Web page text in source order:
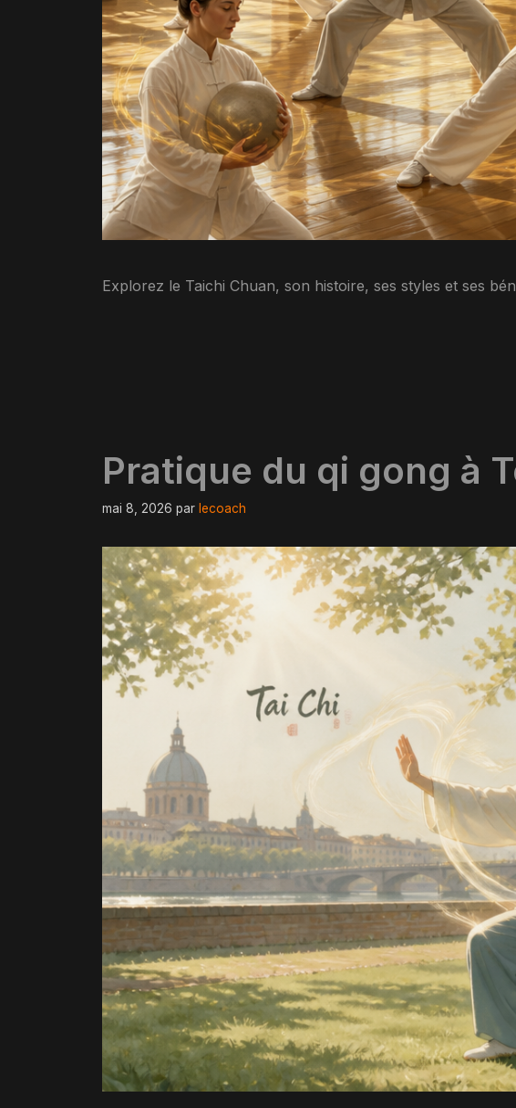
Explorez le Taichi Chuan, son histoire, ses styles et ses
Pratique du qi gong à
mai 8, 2026 par lecoach